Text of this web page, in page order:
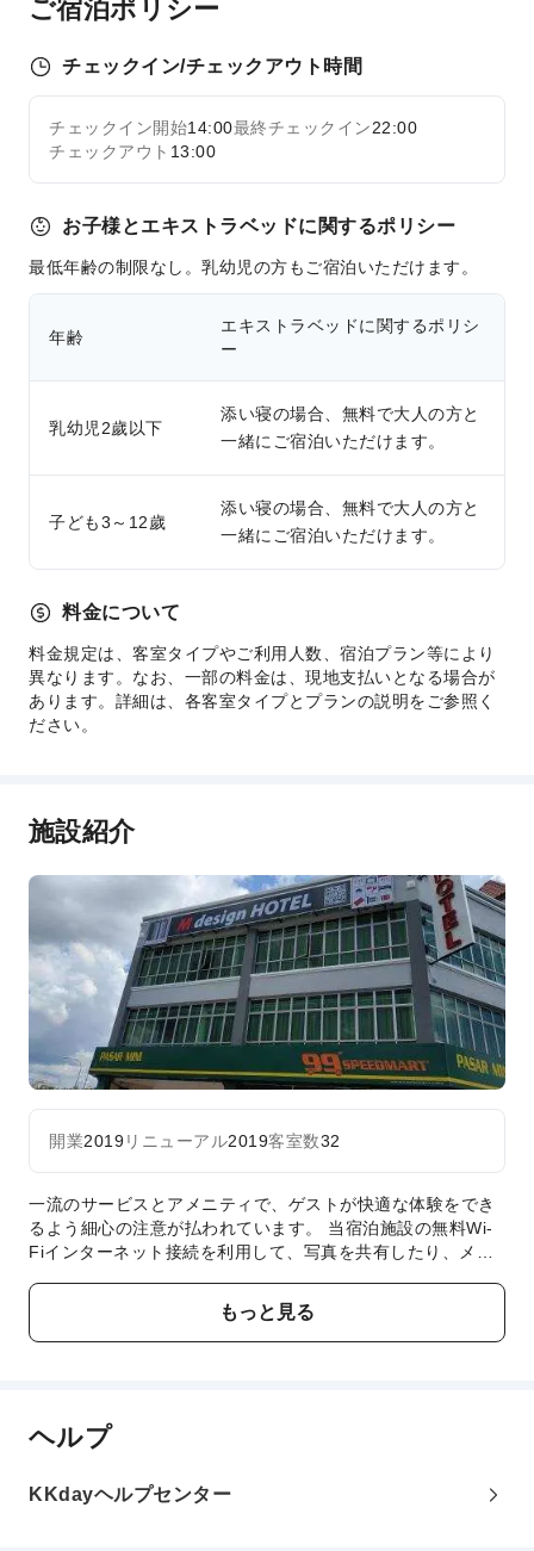
ご宿泊ポリシー
チェックイン/チェックアウト時間
チェックイン開始14:00最終チェックイン22:00
チェックアウト 13:00
お子様とエキストラベッドに関するポリシー
最低年齢の制限なし。乳幼児の方もご宿泊いただけます。
年齢
エキストラベッドに関するポリシ
ー
乳幼児2歲以下
添い寝の場合、無料で大人の方と
一緒にご宿泊いただけます。
子ども3～12歲
添い寝の場合、無料で大人の方と
一緒にご宿泊いただけます。
料金について
料金規定は、客室タイプやご利用人数、宿泊プラン等により
異なります。なお、一部の料金は、現地支払いとなる場合が
あります。詳細は、各客室タイプとプランの説明をご参照く
ださい。
施設紹介
開業2019リニューアル2019客室数32
一流のサービスとアメニティで、ゲストが快適な体験をでき
るよう細心の注意が払われています。 当宿泊施設の無料Wi-
Fiインターネット接続を利用して、写真を共有したり、メー
様のために当宿泊施設によって提供されています。当宿泊施
設では、コンシェルジュサービスを含むフロントデスクサー
ビスを提供しており、ゲストの満足度を高めています。 当宿
い。 最高のくつろぎをお約束するため、客室は魅力的なデザ
インで、基本的な生活必需品をすべて備え、楽しい滞在を演
ンサービスを備えた客室をご用意しております。一部の客室
もっと見る
ヘルプ
KKdayヘルプセンター